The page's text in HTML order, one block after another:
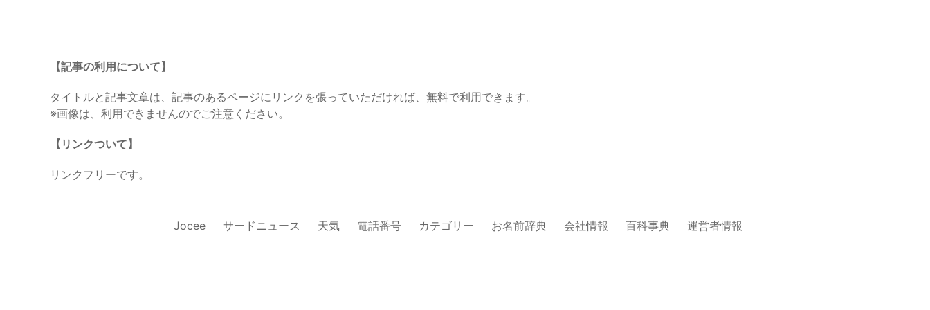
【記事の利用について】
タイトルと記事文章は、記事のあるページにリンクを張っていただければ、無料で利用できます。
※画像は、利用できませんのでご注意ください。
【リンクついて】
リンクフリーです。
Jocee サードニュース 天気 電話番号 カテゴリー お名前辞典 会社情報 百科事典 運営者情報